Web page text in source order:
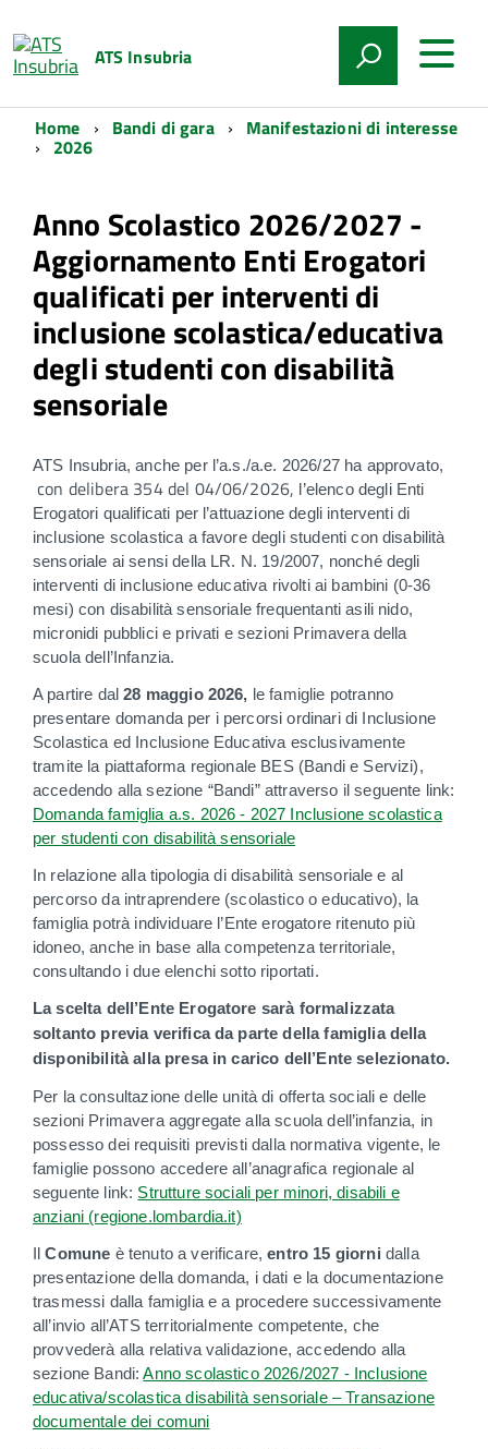
ATS Insubria
Home Bandi di gara Manifestazioni di interesse
2026
Anno Scolastico 2026/2027 -
Aggiornamento Enti Erogatori
qualificati per interventi di
inclusione scolastica/educativa
degli studenti con disabilità
sensoriale
ATS Insubria, anche per l’a.s./a.e. 2026/27 ha approvato,
con delibera 354 del 04/06/2026, l’elenco degli Enti
Erogatori qualificati per l’attuazione degli interventi di
inclusione scolastica a favore degli studenti con disabilità
sensoriale ai sensi della LR. N. 19/2007, nonché degli
interventi di inclusione educativa rivolti ai bambini (0-36
mesi) con disabilità sensoriale frequentanti asili nido,
micronidi pubblici e privati e sezioni Primavera della
scuola dell’Infanzia.
A partire dal28 maggio 2026, le famiglie potranno
presentare domanda per i percorsi ordinari di Inclusione
Scolastica ed Inclusione Educativa esclusivamente
tramite la piattaforma regionale BES (Bandi e Servizi),
accedendo alla sezione “Bandi” attraverso il seguente link:
Domanda famiglia a.s. 2026 - 2027 Inclusione scolastica
per studenti con disabilità sensoriale
In relazione alla tipologia di disabilità sensoriale e al
percorso da intraprendere (scolastico o educativo), la
famiglia potrà individuare l’Ente erogatore ritenuto più
idoneo, anche in base alla competenza territoriale,
consultando i due elenchi sotto riportati.
La scelta dell’Ente Erogatore sarà formalizzata
soltanto previa verifica da parte della famiglia della
disponibilità alla presa in carico dell’Ente selezionato.
Per la consultazione delle unità di offerta sociali e delle
sezioni Primavera aggregate alla scuola dell’infanzia, in
possesso dei requisiti previsti dalla normativa vigente, le
famiglie possono accedere all’anagrafica regionale al
seguente link: Strutture sociali per minori, disabili e
anziani (regione.lombardia.it)
IlComune è tenuto a verificare,entro 15 giorni dalla
presentazione della domanda, i dati e la documentazione
trasmessi dalla famiglia e a procedere successivamente
all’invio all’ATS territorialmente competente, che
provvederà alla relativa validazione, accedendo alla
sezione Bandi:Anno scolastico 2026/2027 - Inclusione
educativa/scolastica disabilità sensoriale – Transazione
documentale dei comuni